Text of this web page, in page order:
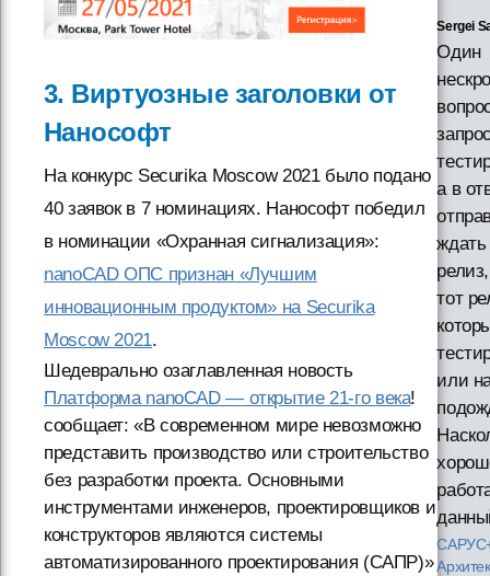
3. Виртуозные заголовки от
Нанософт
На конкурс Securika Moscow 2021 было подано
40 заявок в 7 номинациях. Нанософт победил
в номинации «Охранная сигнализация»:
nanoCAD ОПС признан «Лучшим
инновационным продуктом» на Securika
Moscow 2021.
Шедеврально озаглавленная новость
Платформа nanoCAD — открытие 21-го века!
сообщает: «В современном мире невозможно
представить производство или строительство
без разработки проекта. Основными
инструментами инженеров, проектировщиков и
конструкторов являются системы
автоматизированного проектирования (САПР)»
Sergei
Один
а в
тот
или